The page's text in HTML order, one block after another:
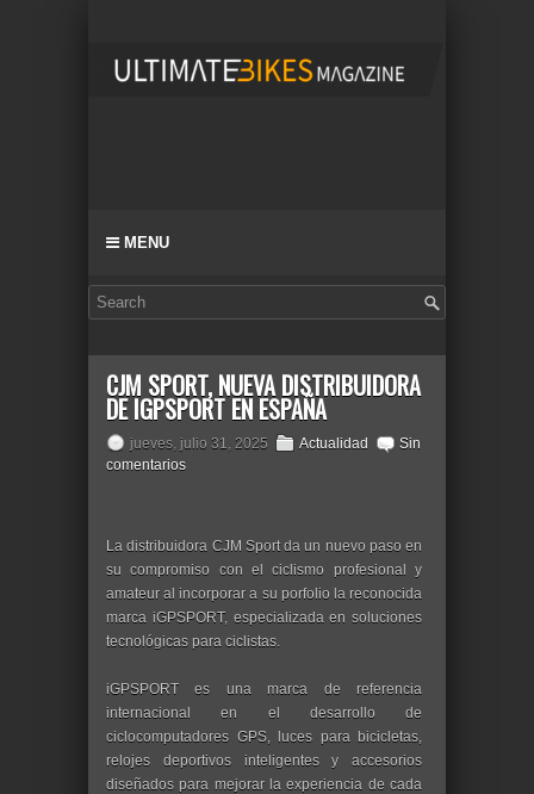
MENU
CJM SPORT, NUEVA DISTRIBUIDORA
DE IGPSPORT EN ESPAÑA
jueves, julio 31, 2025 Actualidad
Sin
comentarios
La distribuidora CJM Sport da un nuevo paso en
su compromiso con el ciclismo profesional y
amateur al incorporar a su porfolio la reconocida
marca iGPSPORT, especializada en soluciones
tecnológicas para ciclistas.
iGPSPORT es una marca de referencia
internacional en el desarrollo de
ciclocomputadores GPS, luces para bicicletas,
relojes deportivos inteligentes y accesorios
diseñados para mejorar la experiencia de cada